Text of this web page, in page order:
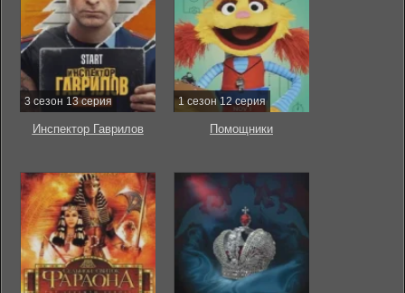
3 сезон 13 серия
Инспектор Гаврилов
1 сезон 12 серия
Помощники